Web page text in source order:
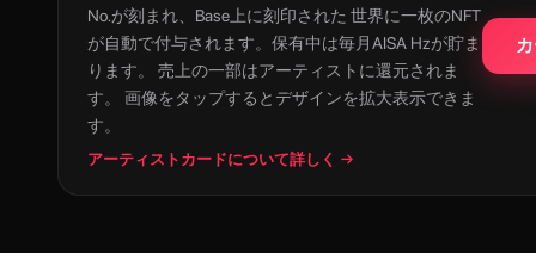
No.が刻まれ、Base上に刻印された 世界に一枚のNFT
が自動で付与されます。保有中は毎月AISA Hzが貯ま
ります。 売上の一部はアーティストに還元されま
す。 画像をタップするとデザインを拡大表示できま
す。
アーティストカードについて詳しく →